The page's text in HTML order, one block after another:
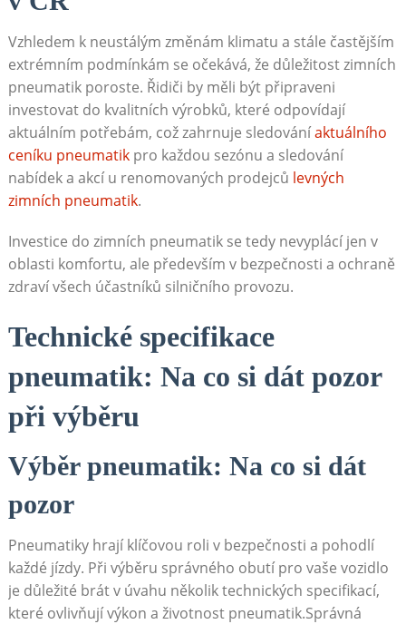
Vzhledem‌ k⁤ neustálým změnám klimatu​ a stále⁢ častějším
extrémním podmínkám se očekává, že důležitost zimních⁤
pneumatik ‌poroste. Řidiči by měli být připraveni
investovat do kvalitních výrobků, ‍které ⁢odpovídají
aktuálním potřebám, což ⁢zahrnuje​ sledováníaktuálního
ceníku pneumatikpro každou sezónu a sledování
nabídek a ​akcí u renomovaných prodejců levných
zimních pneumatik.
Investice do zimních pneumatik​ se ‍tedy nevyplácí jen v‍
oblasti komfortu, ale především v bezpečnosti a ochraně
zdraví všech účastníků silničního provozu.
Technické specifikace
pneumatik: Na co si​ dát pozor⁢
při výběru
Výběr pneumatik: Na co ⁤si dát
pozor
Pneumatiky hrají ⁣klíčovou roli v bezpečnosti​ a pohodlí
každé ​jízdy. ⁤Při‌ výběru správného obutí pro ⁣vaše vozidlo
⁢je důležité ‌brát v úvahu⁢ několik⁢ technických specifikací,​
které ovlivňují výkon a⁣ životnost pneumatik.Správná